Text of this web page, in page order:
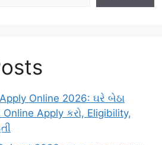
Online 2026: ઘરે બેઠા
Apply કરો, Eligibility,